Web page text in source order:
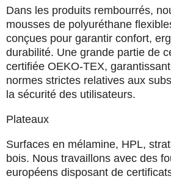
Dans les produits rembourrés,
mousses de polyuréthane
conçues pour garantir confort,
durabilité. Une grande partie de
certifiée OEKO-TEX,
normes strictes relatives aux
la sécurité des utilisateurs.
Plateaux
Surfaces en mélamine, HPL,
bois. Nous travaillons avec des
européens disposant de